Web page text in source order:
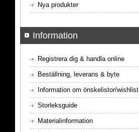
Nya produkter
Information
Registrera dig & handla online
Beställning, leverans & byte
Information om önskelistor/wishlist
Storleksguide
Materialinformation